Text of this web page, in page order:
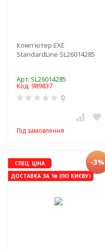
Комп'ютер EXE
StandardLine SL26014285
Арт: SL26014285
Код: 989837
0
Під замовлення
СПЕЦ. ЦІНА
ДОСТАВКА ЗА 1₴ (ПО КИЄВУ)
-3%